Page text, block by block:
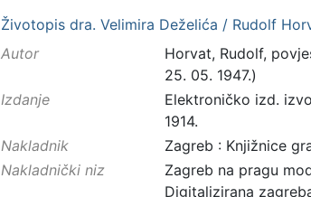
Životopis dra. Velimira Deželića / Rudolf
Autor
Horvat, Rudolf,
25. 05. 1947.)
Izdanje
Elektroničko izd.
1914.
Nakladnik
Zagreb : Knjižnice
Nakladnički niz
Zagreb na pragu
Digitalizirana